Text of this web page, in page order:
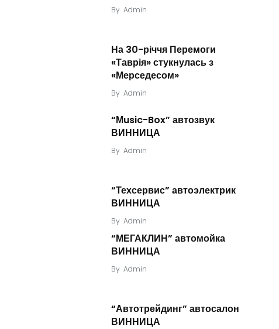
By Admin
На 30-річчя Перемоги
«Таврія» стукнулась з
«Мерседесом»
By Admin
“Мusic-Box” автозвук
ВИННИЦА
By Admin
“Техсервис” автоэлектрик
ВИННИЦА
By Admin
“МЕГАКЛИН” автомойка
ВИННИЦА
By Admin
“Автотрейдинг” автосалон
ВИННИЦА